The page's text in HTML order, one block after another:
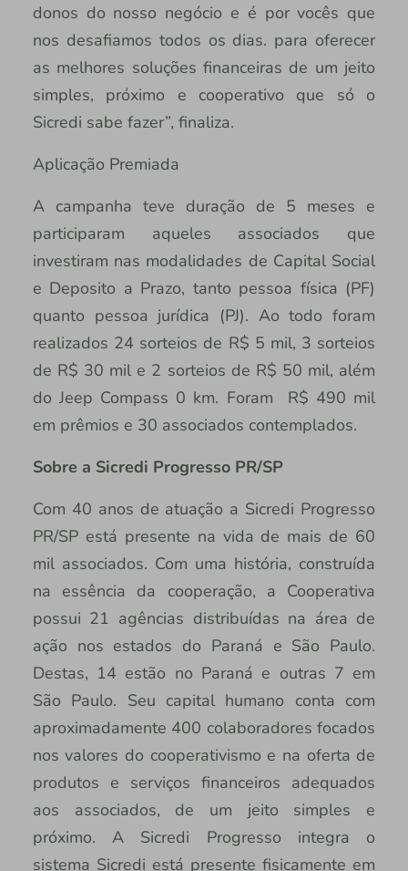
donos do nosso negócio e é por vocês que
nos desafiamos todos os dias. para oferecer
as melhores soluções financeiras de um jeito
simples, próximo e cooperativo que só o
Sicredi sabe fazer”, finaliza.
Aplicação Premiada
A campanha teve duração de 5 meses e
participaram aqueles associados que
investiram nas modalidades de Capital Social
e Deposito a Prazo, tanto pessoa física (PF)
quanto pessoa jurídica (PJ). Ao todo foram
realizados 24 sorteios de R$ 5 mil, 3 sorteios
de R$ 30 mil e 2 sorteios de R$ 50 mil, além
do Jeep Compass 0 km. Foram R$ 490 mil
em prêmios e 30 associados contemplados.
Sobre a Sicredi Progresso PR/SP
Com 40 anos de atuação a Sicredi Progresso
PR/SP está presente na vida de mais de 60
mil associados. Com uma história, construída
na essência da cooperação, a Cooperativa
possui 21 agências distribuídas na área de
ação nos estados do Paraná e São Paulo.
Destas, 14 estão no Paraná e outras 7 em
São Paulo. Seu capital humano conta com
aproximadamente 400 colaboradores focados
nos valores do cooperativismo e na oferta de
produtos e serviços financeiros adequados
aos associados, de um jeito simples e
próximo. A Sicredi Progresso integra o
sistema Sicredi está presente fisicamente em